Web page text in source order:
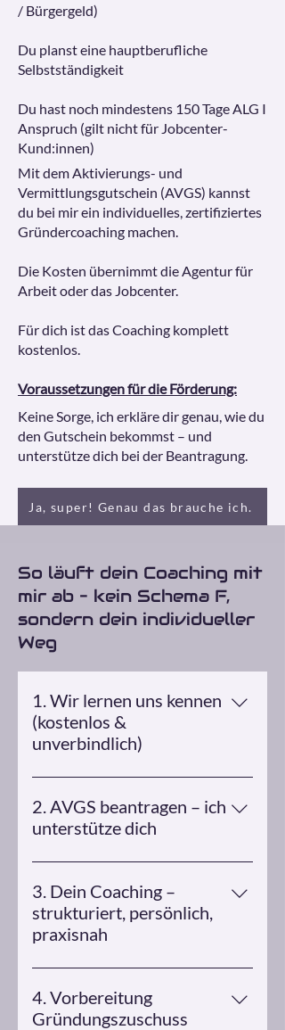
/ Bürgergeld)
Du planst eine hauptberufliche
Selbstständigkeit
Du hast noch mindestens 150 Tage ALG I
Anspruch (gilt nicht für Jobcenter-
Kund:innen)
Mit dem Aktivierungs- und
Vermittlungsgutschein (AVGS) kannst
du bei mir ein individuelles, zertifiziertes
Gründercoaching machen.
Die Kosten übernimmt die Agentur für
Arbeit oder das Jobcenter.
Für dich ist das Coaching komplett
kostenlos.
Voraussetzungen für die Förderung:
Keine Sorge, ich erkläre dir genau, wie du
den Gutschein bekommst – und
unterstütze dich bei der Beantragung.
Ja, super! Genau das brauche ich.
So läuft dein Coaching mit
mir ab – kein Schema F,
sondern dein individueller
Weg
1. Wir lernen uns kennen
(kostenlos &
unverbindlich)
In unserem Erstgespräch schauen
wir, wo du gerade stehst, was dich
bremst und was dich antreibt.
2. AVGS beantragen – ich
unterstütze dich
Ich zeige dir, welche Unterlagen du
brauchst, wie du deinen Antrag
formulierst und begleite dich beim
Kontakt mit der Agentur.
3. Dein Coaching –
strukturiert, persönlich,
praxisnah
In 1:1-Sessions (online) arbeiten wir
an: 💡deiner Geschäftsidee 💡
deinem Angebot und deiner
4. Vorbereitung
Gründungszuschuss